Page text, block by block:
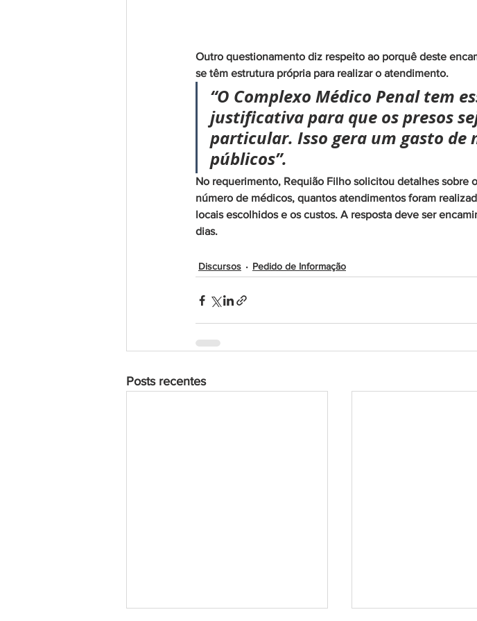
Outro questionamento diz respeito ao porquê deste
se têm estrutura própria para realizar o atendimento.
“O Complexo Médico Penal tem
justificativa para que os presos
particular. Isso gera um gasto de
públicos”.
No requerimento, Requião Filho solicitou detalhes sobre
número de médicos, quantos atendimentos foram
locais escolhidos e os custos. A resposta deve ser
dias.
Discursos Pedido de Informação
Posts recentes